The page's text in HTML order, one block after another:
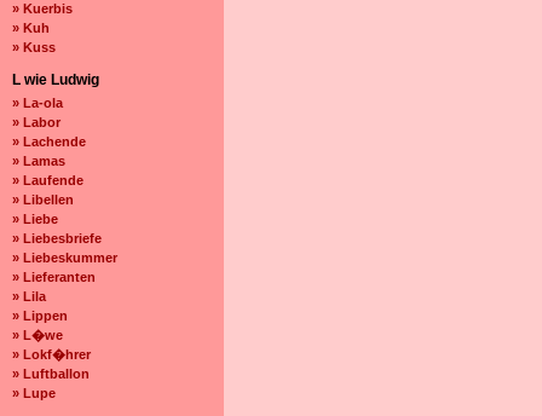
» Kuerbis
» Kuh
» Kuss
L wie Ludwig
» La-ola
» Labor
» Lachende
» Lamas
» Laufende
» Libellen
» Liebe
» Liebesbriefe
» Liebeskummer
» Lieferanten
» Lila
» Lippen
» L�we
» Lokf�hrer
» Luftballon
» Lupe